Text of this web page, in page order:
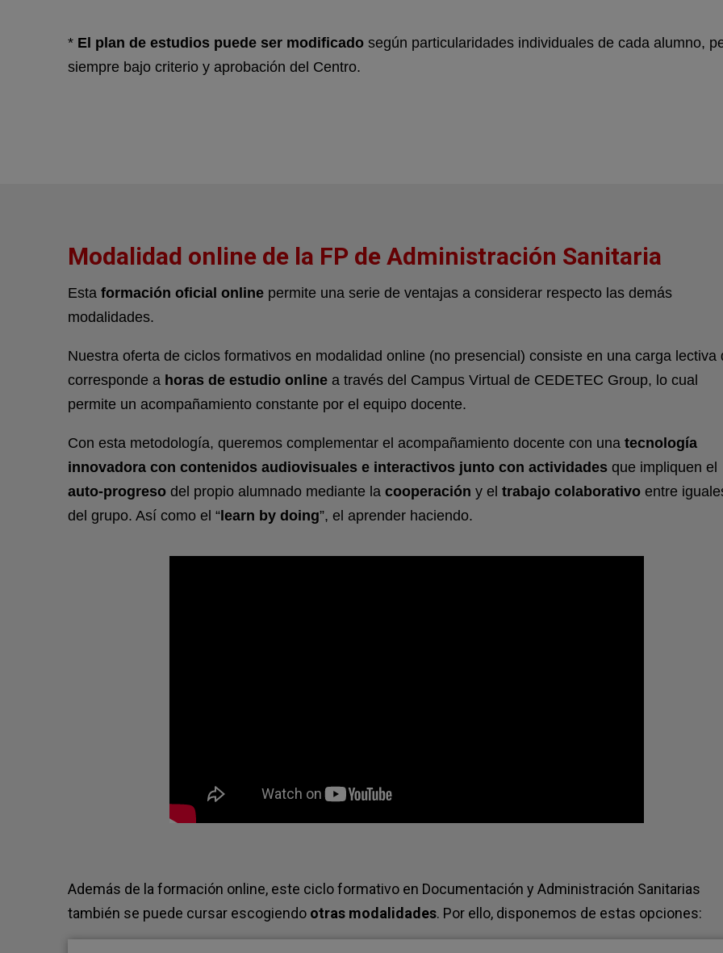
* El plan de estudios puede ser modificado según particularidades individuales de cada alumno,
siempre bajo criterio y aprobación del Centro.
Modalidad online de la FP de Administración Sanitaria
Esta formación oficial online permite una serie de ventajas a considerar respecto las demás
modalidades.
Nuestra oferta de ciclos formativos en modalidad online (no presencial) consiste en una carga lectiva
corresponde a horas de estudio online a través del Campus Virtual de CEDETEC Group, lo cual
permite un acompañamiento constante por el equipo docente.
Con esta metodología, queremos complementar el acompañamiento docente con una tecnología
innovadora con contenidos audiovisuales e interactivos junto con actividades que impliquen el
auto-progreso del propio alumnado mediante la cooperación y el trabajo colaborativo entre
del grupo. Así como el “ learn by doing”, el aprender haciendo.
Además de la formación online, este ciclo formativo en Documentación y Administración Sanitarias
también se puede cursar escogiendo otras modalidades. Por ello, disponemos de estas opciones: